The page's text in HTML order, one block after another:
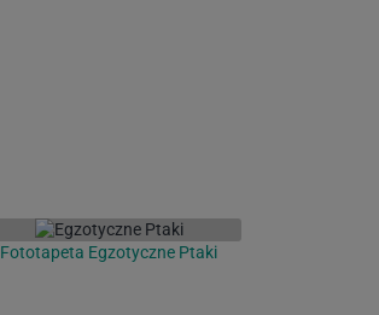
Fototapeta Egzotyczne Ptaki